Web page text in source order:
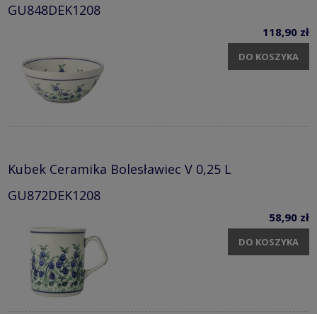
GU848DEK1208
118,90 zł
DO KOSZYKA
Kubek Ceramika Bolesławiec V 0,25 L
GU872DEK1208
58,90 zł
DO KOSZYKA